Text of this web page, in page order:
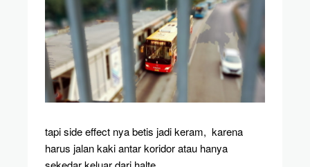
tapi side effect nya betis jadi keram, karena
harus jalan kaki antar koridor atau hanya